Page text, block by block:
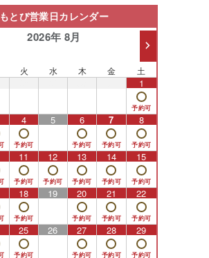
もとび営業日カレンダー
2026年 8月
火 水 木 金 土
1
4 5 6 7 8
11 12 13 14 15
18 19 20 21 22
25 26 27 28 29